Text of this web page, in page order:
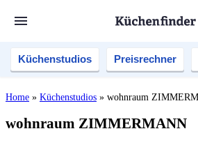
Küchenstudios Preisrechner
Home » Küchenstudios » wohnraum
wohnraum ZIMMERMANN